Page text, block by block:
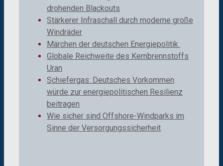
drohenden Blackouts
Stärkerer Infraschall durch moderne große
Windräder
Märchen der deutschen Energiepolitik
Globale Reichweite des Kernbrennstoffs
Uran
Schiefergas: Deutsches Vorkommen
würde zur energiepolitischen Resilienz
beitragen
Wie sicher sind Offshore-Windparks im
Sinne der Versorgungssicherheit